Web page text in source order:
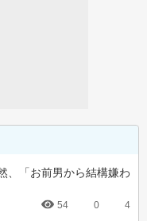
、「お前男から結構嫌わ
54 0 4